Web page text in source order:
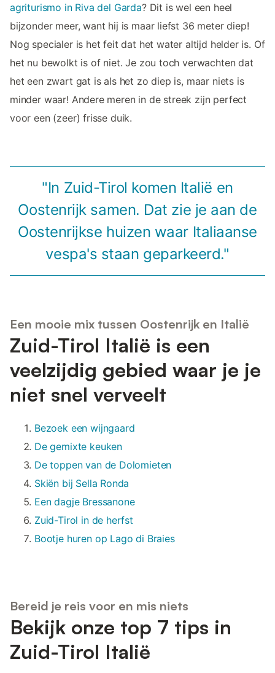
agriturismo in Riva del Garda? Dit is wel een heel
bijzonder meer, want hij is maar liefst 36 meter diep!
Nog specialer is het feit dat het water altijd helder is. Of
het nu bewolkt is of niet. Je zou toch verwachten dat
het een zwart gat is als het zo diep is, maar niets is
minder waar! Andere meren in de streek zijn perfect
voor een (zeer) frisse duik.
"In Zuid-Tirol komen Italië en
Oostenrijk samen. Dat zie je aan de
Oostenrijkse huizen waar Italiaanse
vespa's staan geparkeerd."
Een mooie mix tussen Oostenrijk en Italië
Zuid-Tirol Italië is een
veelzijdig gebied waar je je
niet snel verveelt
Bezoek een wijngaard
De gemixte keuken
De toppen van de Dolomieten
Skiën bij Sella Ronda
Een dagje Bressanone
Zuid-Tirol in de herfst
Bootje huren op Lago di Braies
Bereid je reis voor en mis niets
Bekijk onze top 7 tips in
Zuid-Tirol Italië